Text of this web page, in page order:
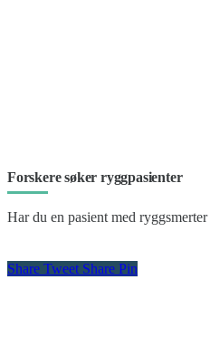
Forskere søker ryggpasienter
Har du en pasient med
Share Tweet Share Pin